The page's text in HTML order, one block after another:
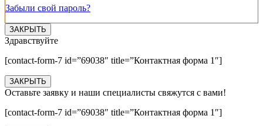
Забыли свой пароль?
ЗАКРЫТЬ
Здравствуйте
[contact-form-7 id=”69038″ title=”Контактная форма 1″]
ЗАКРЫТЬ
Оставьте заявку и наши специалисты свяжутся с вами!
[contact-form-7 id=”69038″ title=”Контактная форма 1″]